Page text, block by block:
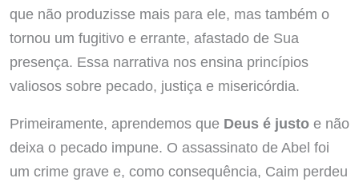
que não produzisse mais para ele, mas também o
tornou um fugitivo e errante, afastado de Sua
presença. Essa narrativa nos ensina princípios
valiosos sobre pecado, justiça e misericórdia.
Primeiramente, aprendemos que Deus é justoe não
deixa o pecado impune. O assassinato de Abel foi
um crime grave e, como consequência, Caim perdeu